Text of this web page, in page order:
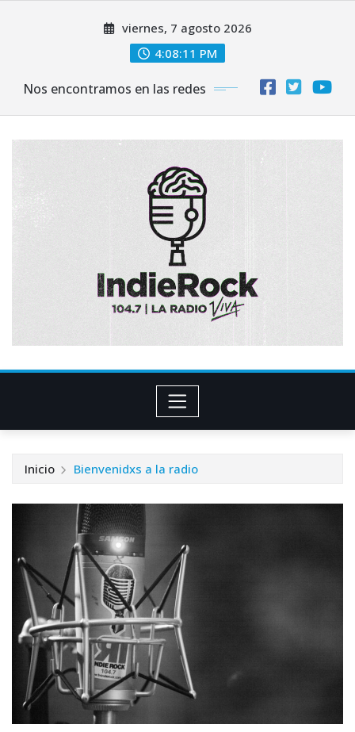
viernes, 7 agosto 2026
4:08:11 PM
Nos encontramos en las redes
Inicio Bienvenidxs a la radio